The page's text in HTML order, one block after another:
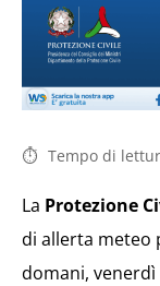
Tempo di
La Protezione
di allerta meteo
domani, venerdì